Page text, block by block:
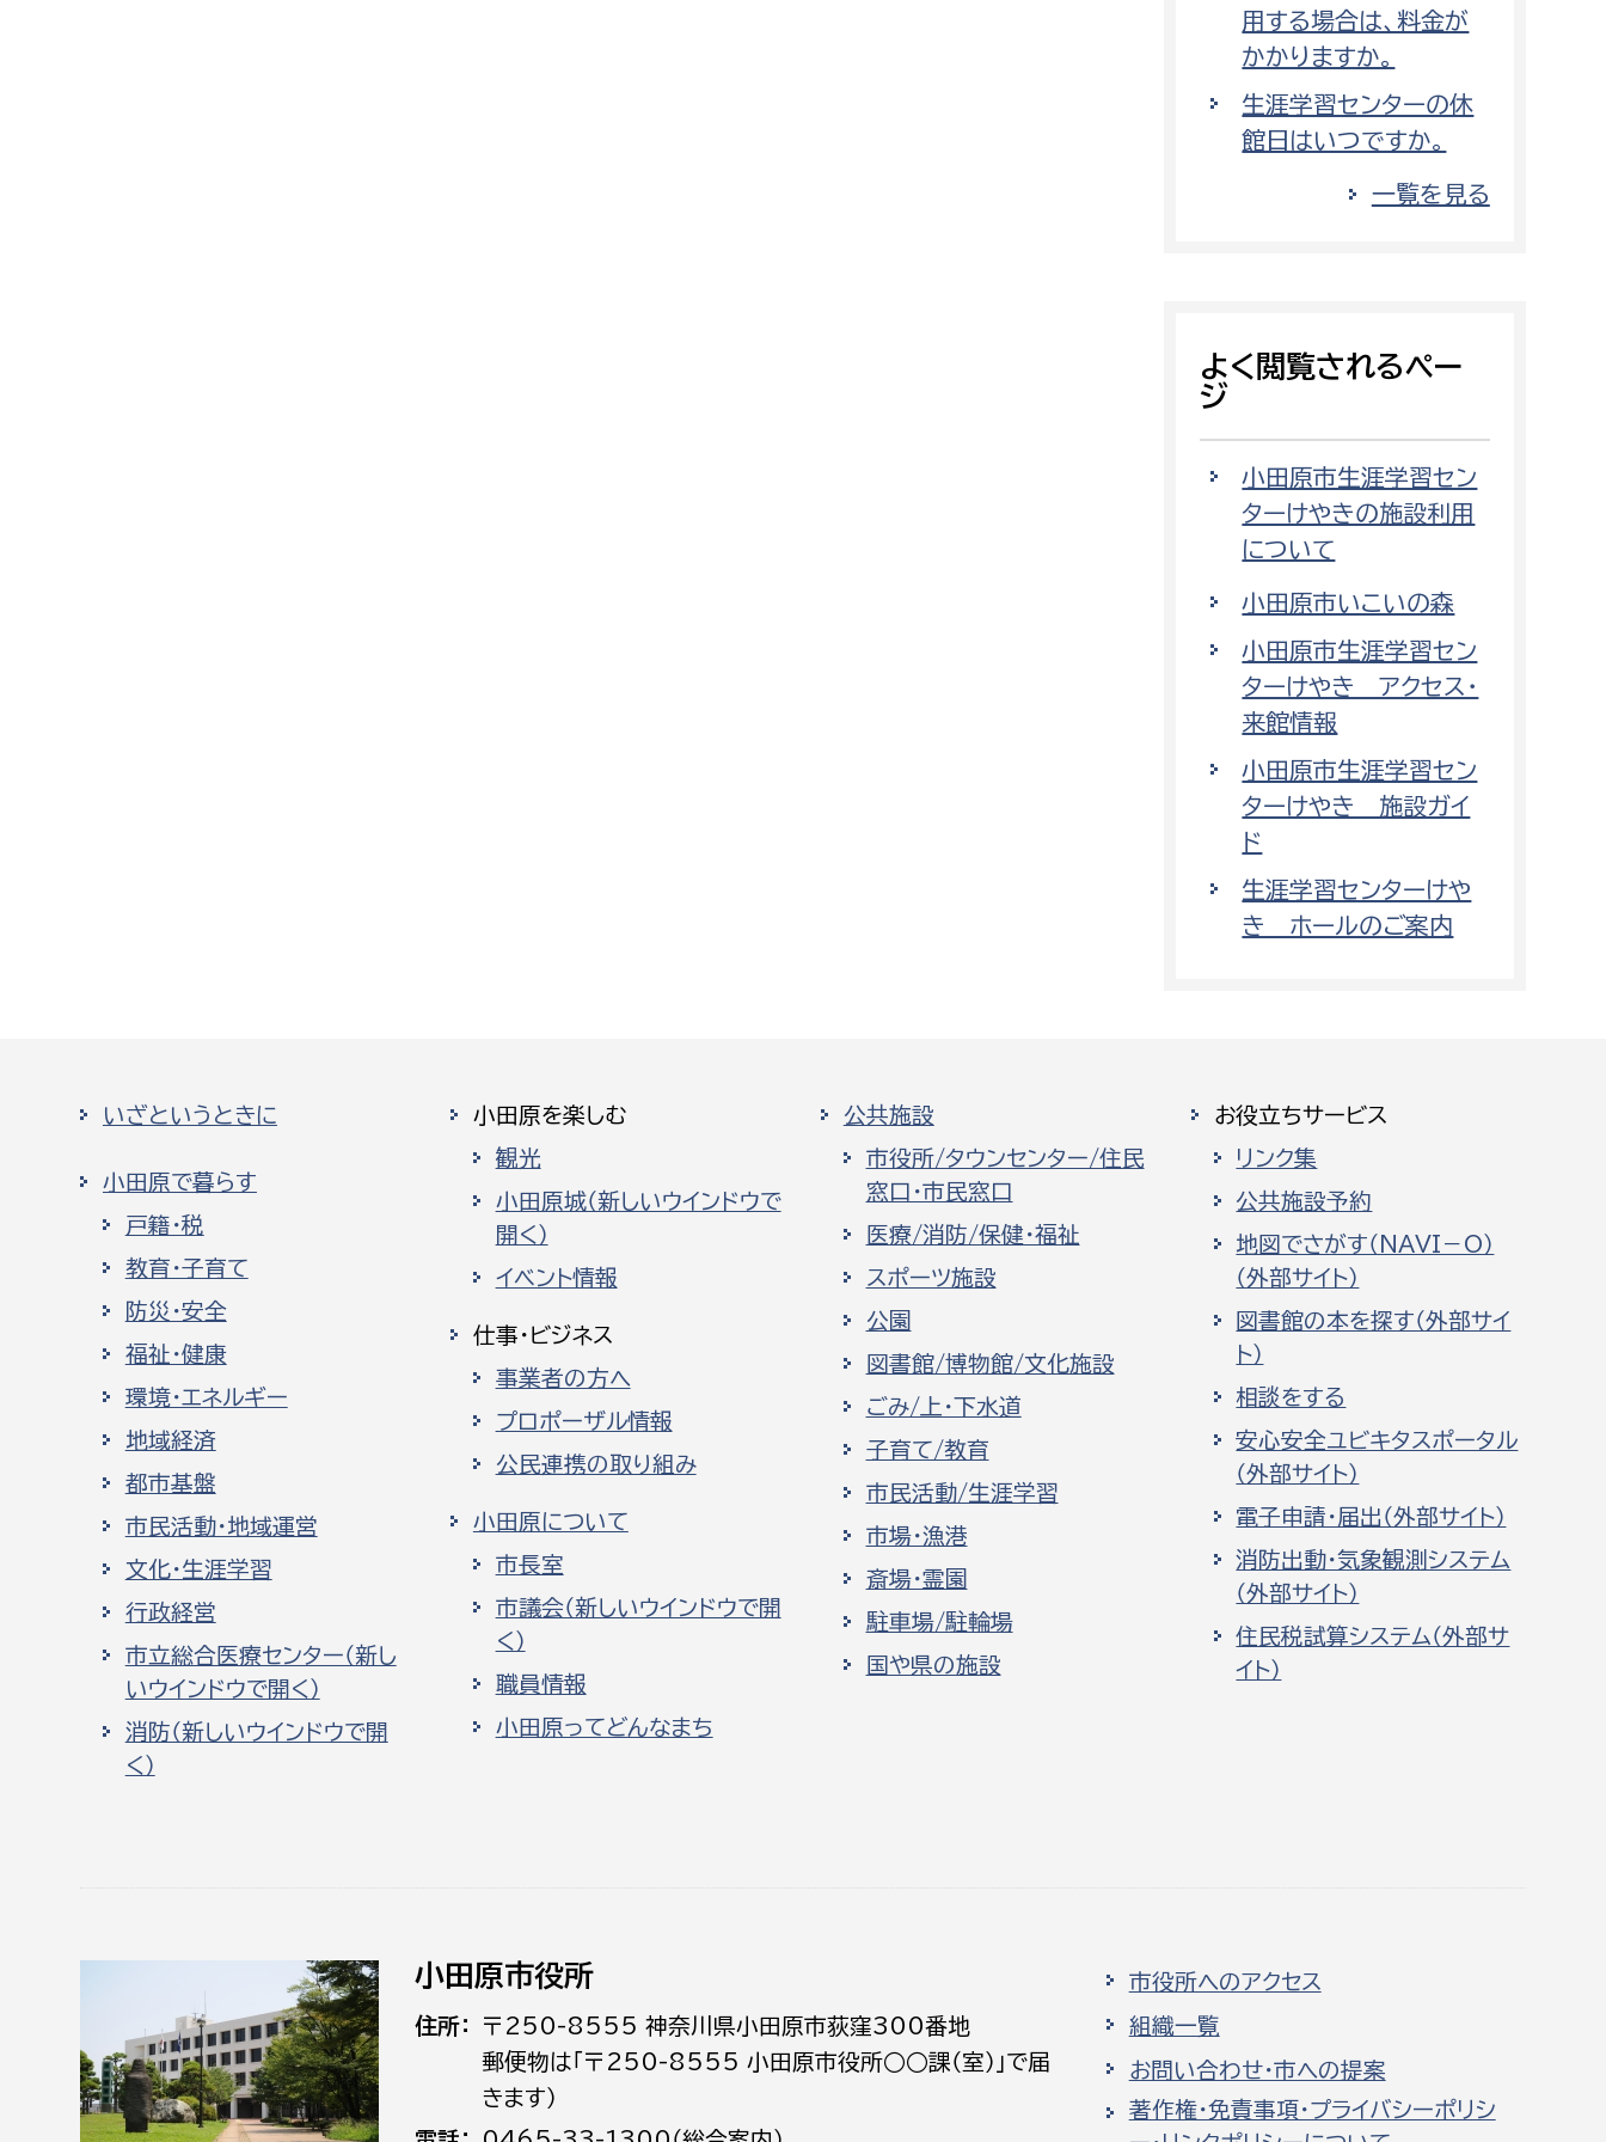
用する場合は、料金が
かかりますか。
生涯学習センターの休
館日はいつですか。
一覧を見る
よく閲覧されるペー
ジ
小田原市生涯学習セン
ターけやきの施設利用
について
小田原市いこいの森
小田原市生涯学習セン
ターけやき アクセス・
来館情報
小田原市生涯学習セン
ターけやき 施設ガイ
ド
生涯学習センターけや
き ホールのご案内
いざというときに
小田原で暮らす
戸籍・税
教育・子育て
防災・安全
福祉・健康
環境・エネルギー
地域経済
都市基盤
市民活動・地域運営
文化・生涯学習
行政経営
市立総合医療センター（新し
いウインドウで開く）
消防（新しいウインドウで開
く）
小田原を楽しむ
観光
小田原城（新しいウインドウで
開く）
イベント情報
仕事・ビジネス
事業者の方へ
プロポーザル情報
公民連携の取り組み
小田原について
市長室
市議会（新しいウインドウで開
く）
職員情報
小田原ってどんなまち
公共施設
市役所/タウンセンター/住民
窓口・市民窓口
医療/消防/保健・福祉
スポーツ施設
公園
図書館/博物館/文化施設
ごみ/上・下水道
子育て/教育
市民活動/生涯学習
市場・漁港
斎場・霊園
駐車場/駐輪場
国や県の施設
お役立ちサービス
リンク集
公共施設予約
地図でさがす（NAVI－O）
（外部サイト）
図書館の本を探す（外部サイ
ト）
相談をする
安心安全ユビキタスポータル
（外部サイト）
電子申請・届出（外部サイト）
消防出動・気象観測システム
（外部サイト）
住民税試算システム（外部サ
イト）
小田原市役所
住所
〒250-8555 神奈川県小田原市荻窪300番地
郵便物は「〒250-8555 小田原市役所○○課（室）」で届
きます）
市役所へのアクセス
組織一覧
お問い合わせ・市への提案
著作権・免責事項・プライバシーポリシ